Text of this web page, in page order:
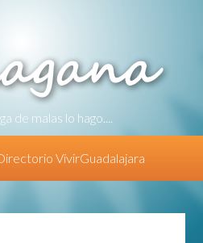
de malas lo hago....
VivirGuadalajara